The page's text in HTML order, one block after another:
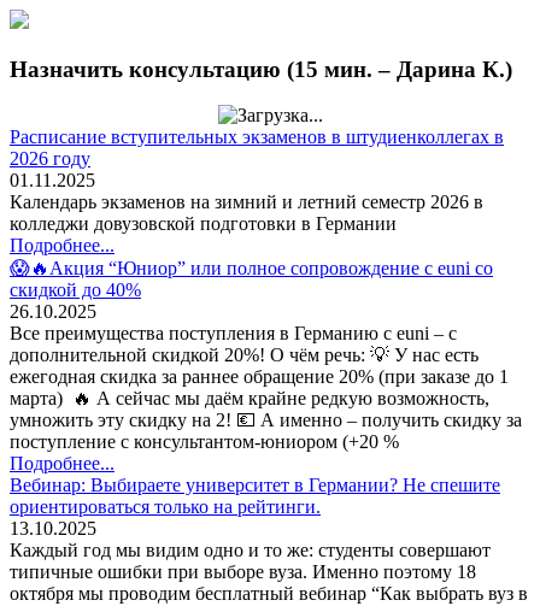
Назначить консультацию (15 мин. – Дарина К.)
Расписание вступительных экзаменов в штудиенколлегах в
2026 году
01.11.2025
Календарь экзаменов на зимний и летний семестр 2026 в
колледжи довузовской подготовки в Германии
Подробнее...
😱🔥Акция “Юниор” или полное сопровождение с euni со
скидкой до 40%
26.10.2025
Все преимущества поступления в Германию с euni – с
дополнительной скидкой 20%! О чём речь: 💡 У нас есть
ежегодная скидка за раннее обращение 20% (при заказе до 1
марта) 🔥 А сейчас мы даём крайне редкую возможность,
умножить эту скидку на 2! 💶 А именно – получить скидку за
поступление с консультантом-юниором (+20 %
Подробнее...
Вебинар: Выбираете университет в Германии? Не спешите
ориентироваться только на рейтинги.
13.10.2025
Каждый год мы видим одно и то же: студенты совершают
типичные ошибки при выборе вуза. Именно поэтому 18
октября мы проводим бесплатный вебинар “Как выбрать вуз в